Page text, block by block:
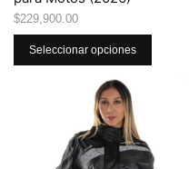
$229,900.00
Seleccionar opciones